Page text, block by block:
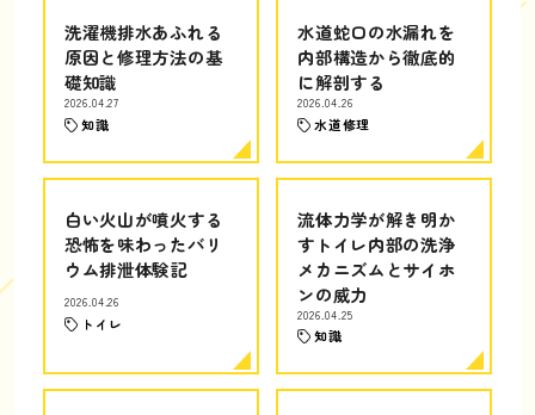
洗濯機排水あふれる
原因と修理方法の基
礎知識
2026.04.27
知識
水道蛇口の水漏れを
内部構造から徹底的
に解剖する
2026.04.26
水道修理
白い火山が噴火する
恐怖を味わったバリ
ウム排泄体験記
2026.04.26
トイレ
流体力学が解き明か
すトイレ内部の洗浄
メカニズムとサイホ
ンの威力
2026.04.25
知識